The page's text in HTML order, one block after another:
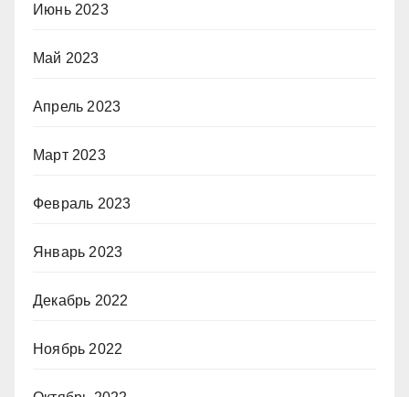
Июнь 2023
Май 2023
Апрель 2023
Март 2023
Февраль 2023
Январь 2023
Декабрь 2022
Ноябрь 2022